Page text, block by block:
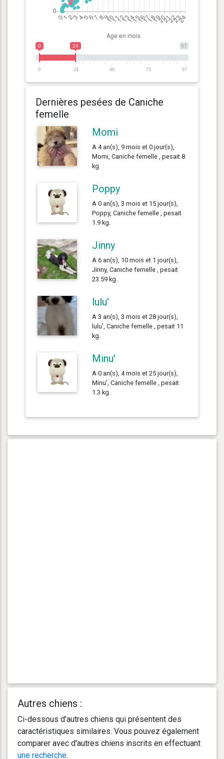
97
0 24
0 24 49 73 97
Dernières pesées de Caniche
femelle
Momi
A 4 an(s), 9 mois et 0 jour(s),
Momi, Caniche femelle , pesait 8
kg.
Poppy
A 0 an(s), 3 mois et 15 jour(s),
Poppy, Caniche femelle , pesait
1.9 kg.
Jinny
A 6 an(s), 10 mois et 1 jour(s),
Jinny, Caniche femelle , pesait
23.59 kg.
lulu'
A 3 an(s), 3 mois et 28 jour(s),
lulu', Caniche femelle , pesait 11
kg.
Minu'
A 0 an(s), 4 mois et 25 jour(s),
Minu', Caniche femelle , pesait
1.3 kg.
Autres chiens :
Ci-dessous d'autres chiens qui présentent des
caractéristiques similaires. Vous pouvez également
comparer avec d'autres chiens inscrits en effectuant
une recherche.